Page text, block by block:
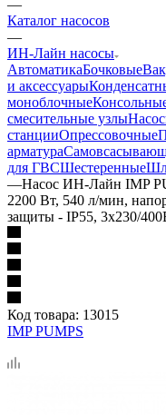
—
Каталог насосов
—
ИН-Лайн насосы
АвтоматикаБочковые
и аксессуары
моноблочные
смесительные узлы
станцииОпрессовочные
арматура
для ГВСШестеренные
—Насос ИН-Лайн IMP
2200 Вт, 540 л/мин,
защиты - IP55, 3x230/
Код товара: 13015
IMP PUMPS